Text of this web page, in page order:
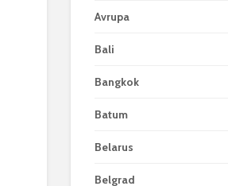
Avrupa
Bali
Bangkok
Batum
Belarus
Belgrad